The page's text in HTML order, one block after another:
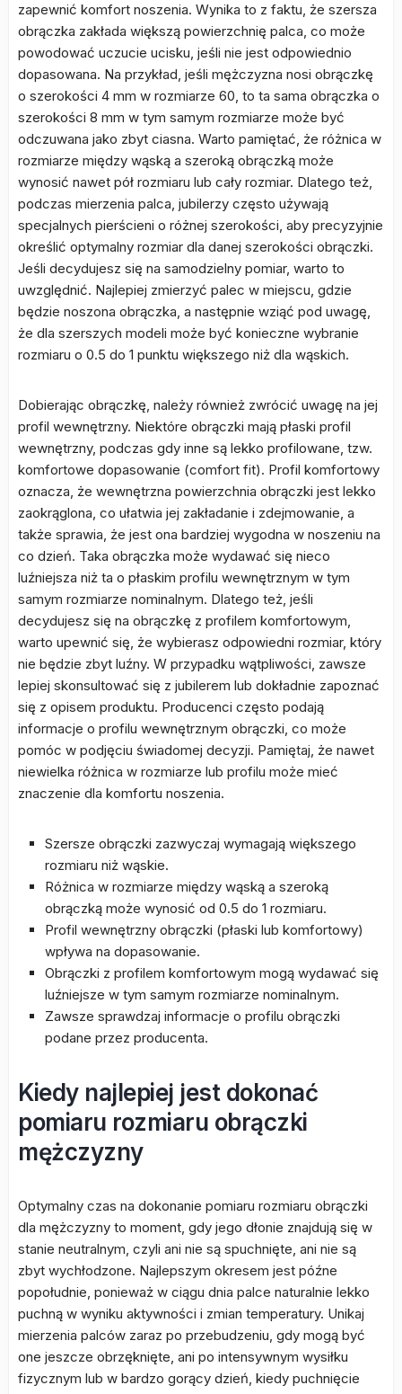
zapewnić komfort noszenia. Wynika to z faktu, że szersza
obrączka zakłada większą powierzchnię palca, co może
powodować uczucie ucisku, jeśli nie jest odpowiednio
dopasowana. Na przykład, jeśli mężczyzna nosi obrączkę
o szerokości 4 mm w rozmiarze 60, to ta sama obrączka o
szerokości 8 mm w tym samym rozmiarze może być
odczuwana jako zbyt ciasna. Warto pamiętać, że różnica w
rozmiarze między wąską a szeroką obrączką może
wynosić nawet pół rozmiaru lub cały rozmiar. Dlatego też,
podczas mierzenia palca, jubilerzy często używają
specjalnych pierścieni o różnej szerokości, aby precyzyjnie
określić optymalny rozmiar dla danej szerokości obrączki.
Jeśli decydujesz się na samodzielny pomiar, warto to
uwzględnić. Najlepiej zmierzyć palec w miejscu, gdzie
będzie noszona obrączka, a następnie wziąć pod uwagę,
że dla szerszych modeli może być konieczne wybranie
rozmiaru o 0.5 do 1 punktu większego niż dla wąskich.
Dobierając obrączkę, należy również zwrócić uwagę na jej
profil wewnętrzny. Niektóre obrączki mają płaski profil
wewnętrzny, podczas gdy inne są lekko profilowane, tzw.
komfortowe dopasowanie (comfort fit). Profil komfortowy
oznacza, że wewnętrzna powierzchnia obrączki jest lekko
zaokrąglona, co ułatwia jej zakładanie i zdejmowanie, a
także sprawia, że jest ona bardziej wygodna w noszeniu na
co dzień. Taka obrączka może wydawać się nieco
luźniejsza niż ta o płaskim profilu wewnętrznym w tym
samym rozmiarze nominalnym. Dlatego też, jeśli
decydujesz się na obrączkę z profilem komfortowym,
warto upewnić się, że wybierasz odpowiedni rozmiar, który
nie będzie zbyt luźny. W przypadku wątpliwości, zawsze
lepiej skonsultować się z jubilerem lub dokładnie zapoznać
się z opisem produktu. Producenci często podają
informacje o profilu wewnętrznym obrączki, co może
pomóc w podjęciu świadomej decyzji. Pamiętaj, że nawet
niewielka różnica w rozmiarze lub profilu może mieć
znaczenie dla komfortu noszenia.
Szersze obrączki zazwyczaj wymagają większego
rozmiaru niż wąskie.
Różnica w rozmiarze między wąską a szeroką
obrączką może wynosić od 0.5 do 1 rozmiaru.
Profil wewnętrzny obrączki (płaski lub komfortowy)
wpływa na dopasowanie.
Obrączki z profilem komfortowym mogą wydawać się
luźniejsze w tym samym rozmiarze nominalnym.
Zawsze sprawdzaj informacje o profilu obrączki
podane przez producenta.
Kiedy najlepiej jest dokonać
pomiaru rozmiaru obrączki
mężczyzny
Optymalny czas na dokonanie pomiaru rozmiaru obrączki
dla mężczyzny to moment, gdy jego dłonie znajdują się w
stanie neutralnym, czyli ani nie są spuchnięte, ani nie są
zbyt wychłodzone. Najlepszym okresem jest późne
popołudnie, ponieważ w ciągu dnia palce naturalnie lekko
puchną w wyniku aktywności i zmian temperatury. Unikaj
mierzenia palców zaraz po przebudzeniu, gdy mogą być
one jeszcze obrzęknięte, ani po intensywnym wysiłku
fizycznym lub w bardzo gorący dzień, kiedy puchnięcie